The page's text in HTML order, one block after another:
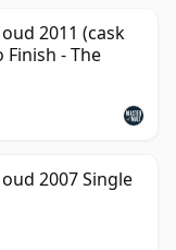
2011 (cask
Finish - The
2007 Single